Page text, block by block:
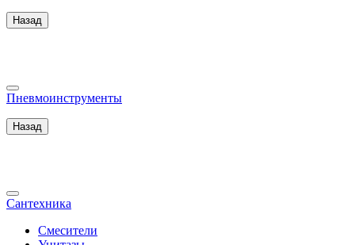
Назад
Пневмоинструменты
Назад
Сантехника
Смесители